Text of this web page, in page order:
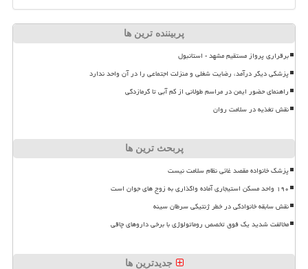
پربیننده ترین ها
برقراری پرواز مستقیم مشهد - استانبول
پزشکی دیگر درآمد، رضایت شغلی و منزلت اجتماعی را در آن واحد ندارد
راهنمای حضور ایمن در مراسم طولانی از کم آبی تا گرمازدگی
نقش تغذیه در سلامت روان
پربحث ترین ها
پزشک خانواده مقصد غائی نظام سلامت نیست
۱۹۰ واحد مسکن استیجاری آماده واگذاری به زوج های جوان است
نقش سابقه خانوادگی در خطر ژنتیکی سرطان سینه
مخالفت شدید یک فوق تخصص روماتولوژی با برخی داروهای چاقی
جدیدترین ها